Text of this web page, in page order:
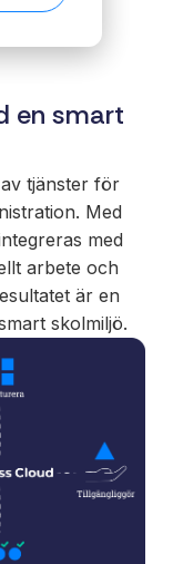
flöden
→
För
er
och era
En stabil
för
beslut.
en smart
tjänster för
Med
med
arbete och
är en
skolmiljö.